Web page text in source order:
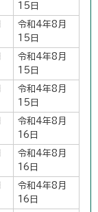
15日
令和4年8月
15日
令和4年8月
15日
令和4年8月
15日
令和4年8月
16日
令和4年8月
16日
令和4年8月
16日